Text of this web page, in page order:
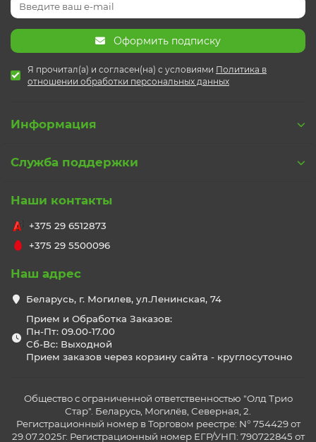
Оформить подписку
Я прочитал(а) и согласен(на) с условиями Политика в
отношении обработки персональных данных
Информация
Служба поддержки
Наши контакты
+375 29 6512873
+375 29 5500096
Наш адрес
Беларусь, г. Могилев, ул.Ленинская, 74
Прием и Обработка Заказов:
Пн-Пт: 09.00-17.00
Сб-Вс: Выходной
Прием заказов через корзину сайта - круглосуточно
Общество с ограниченной ответственностью "Олд Трио
Стар". Беларусь, Могилёв, Северная, 2.
Регистрационный номер в Торговом реестре: N° 754429 от
29.07.2025г. Регистрационный номер ЕГР/УНП: 790722845 от